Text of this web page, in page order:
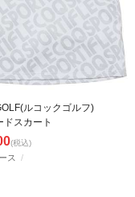
ス
ルコックゴルフ)
ドスカート
(税込)